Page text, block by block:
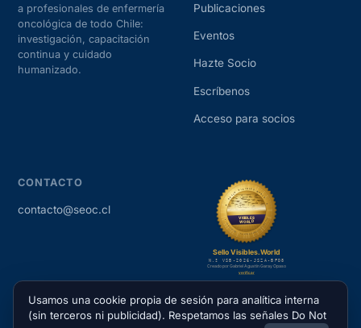
a profesionales de enfermería
oncológica de todo Chile:
investigación, capacitación
continua y cuidado
humanizado.
Publicaciones
Eventos
Hazte Socio
Escríbenos
Acceso para socios
CONTACTO
contacto@seoc.cl
Usamos una cookie propia de sesión para analítica interna
(sin terceros ni publicidad). Respetamos las señales Do Not